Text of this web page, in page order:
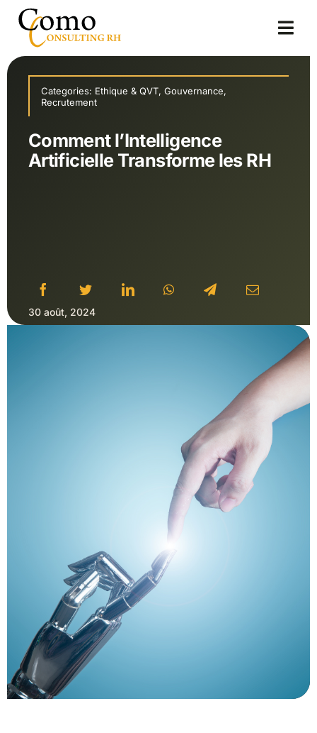
Passer
contenu
Accueil
A propos
Solutions
Categories: Ethique & QVT, Gouvernance,
Recrutement
Comment l’Intelligence
Artificielle Transforme les RH
30 août, 2024